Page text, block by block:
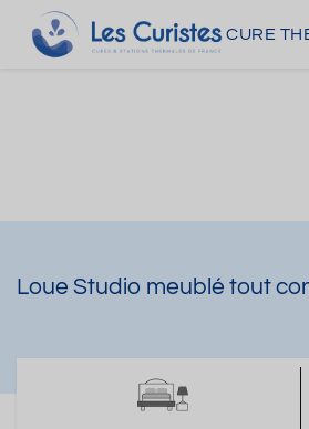
CURE
Loue Studio meublé tout